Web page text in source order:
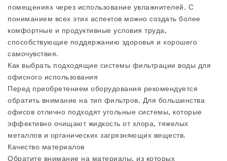
помещениях через использование увлажнителей. С
пониманием всех этих аспектов можно создать более
комфортные и продуктивные условия труда,
способствующие поддержанию здоровья и хорошего
самочувствия.
Как выбрать подходящие системы фильтрации воды для
офисного использования
Перед приобретением оборудования рекомендуется
обратить внимание на тип фильтров. Для большинства
офисов отлично подходят угольные системы, которые
эффективно очищают жидкость от хлора, тяжелых
металлов и органических загрязняющих веществ.
Качество материалов
Обратите внимание на материалы, из которых